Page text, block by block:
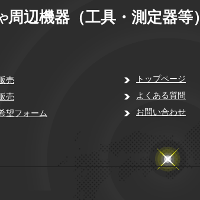
周辺機器（工具・測定器等）
売
売
望フォーム
トップページ
よくある質問
お問い合わせ